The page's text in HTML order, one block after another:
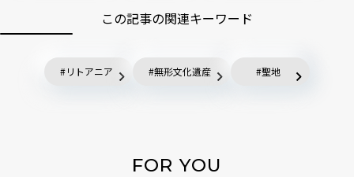
この記事の関連キーワード
リトアニア 無形文化遺産 聖地
FOR YOU